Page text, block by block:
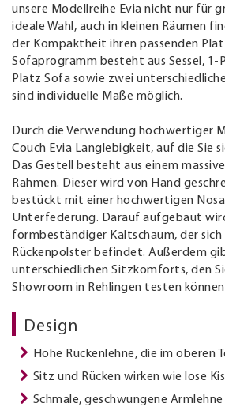
unsere Modellreihe Evia nicht nur für
ideale Wahl, auch in kleinen Räumen
der Kompaktheit ihren passenden
Sofaprogramm besteht aus Sessel,
Platz Sofa sowie zwei
sind individuelle Maße möglich.
Durch die Verwendung hochwertiger
Couch Evia Langlebigkeit, auf die Sie
Das Gestell besteht aus einem
Rahmen. Dieser wird von Hand
bestückt mit einer hochwertigen
Unterfederung. Darauf aufgebaut
formbeständiger Kaltschaum, der sich
Rückenpolster befindet. Außerdem
unterschiedlichen Sitzkomforts, den
Showroom in Rehlingen testen
Design
Hohe Rückenlehne, die im oberen
Sitz und Rücken wirken wie lose
Schmale, geschwungene Armlehne